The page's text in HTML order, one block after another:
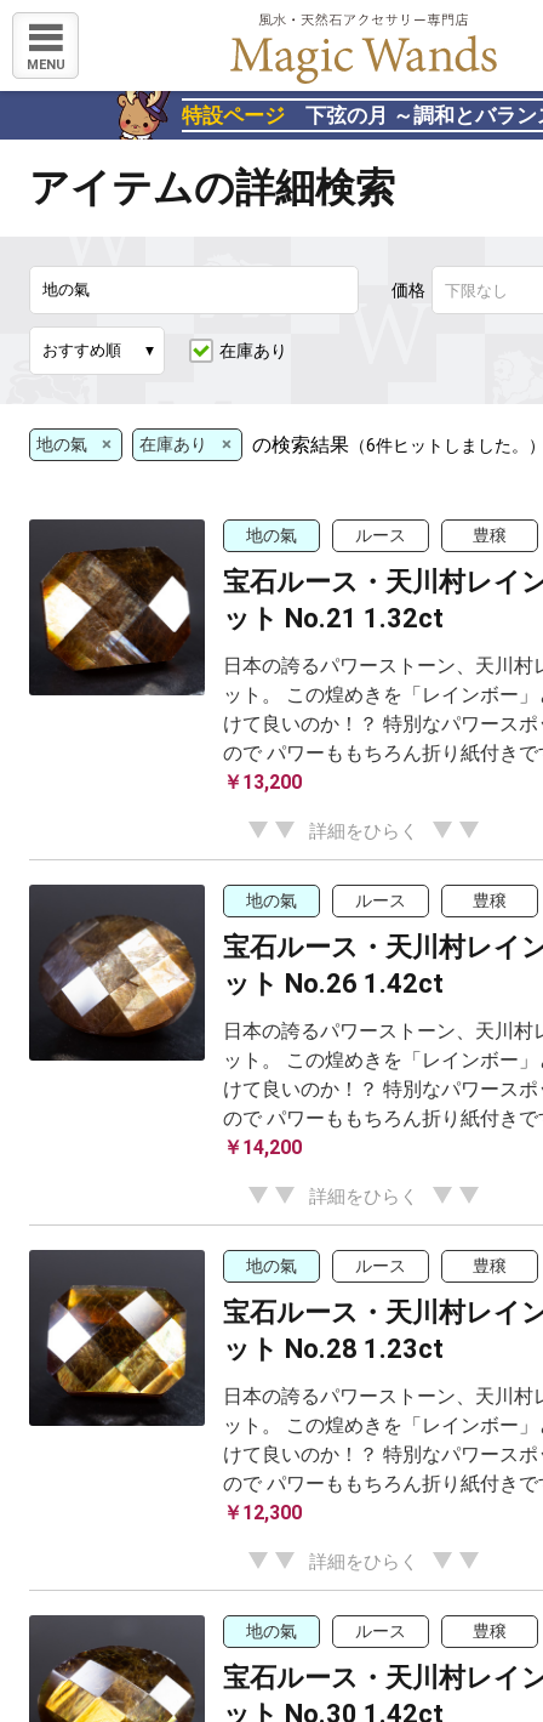
MENU
特設ページ 下弦の月 ～調和とバラン
アイテムの詳細検索
価格
在庫あり
地の氣 × 在庫あり × の検索結果 （6件ヒットしました。
地の氣 ルース 豊穣
宝石ルース・天川村レイ
ット No.21 1.32ct
日本の誇るパワーストーン、天川村
ット。 この煌めきを「レインボー
けて良いのか！？ 特別なパワース
ので パワーももちろん折り紙付きで
￥13,200
詳細をひらく
地の氣 ルース 豊穣
宝石ルース・天川村レイ
ット No.26 1.42ct
日本の誇るパワーストーン、天川村
ット。 この煌めきを「レインボー
けて良いのか！？ 特別なパワース
ので パワーももちろん折り紙付きで
￥14,200
詳細をひらく
地の氣 ルース 豊穣
宝石ルース・天川村レイ
ット No.28 1.23ct
日本の誇るパワーストーン、天川村
ット。 この煌めきを「レインボー
けて良いのか！？ 特別なパワース
ので パワーももちろん折り紙付きで
￥12,300
詳細をひらく
地の氣 ルース 豊穣
宝石ルース・天川村レイ
ット No.30 1.42ct